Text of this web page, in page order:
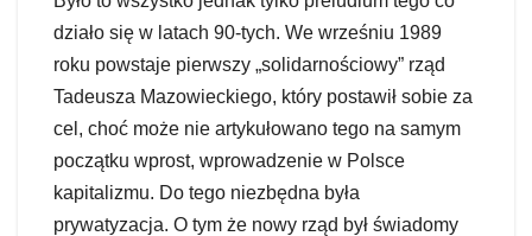
działo się w latach 90-tych. We wrześniu 1989
roku powstaje pierwszy „solidarnościowy” rząd
Tadeusza Mazowieckiego, który postawił sobie za
cel, choć może nie artykułowano tego na samym
początku wprost, wprowadzenie w Polsce
kapitalizmu. Do tego niezbędna była
prywatyzacja. O tym że nowy rząd był świadomy